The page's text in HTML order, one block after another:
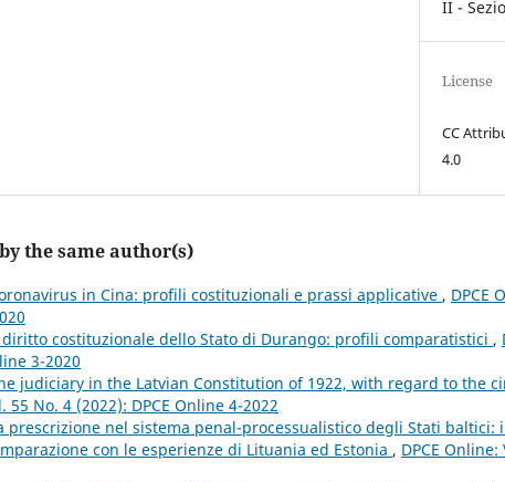
II -
License
CC
4.0
the same author(s)
in Cina: profili costituzionali e prassi applicative , DPCE
costituzionale dello Stato di Durango: profili comparatistici ,
3-2020
judiciary in the Latvian Constitution of 1922, with regard to the
55 No. 4 (2022): DPCE Online 4-2022
prescrizione nel sistema penal-processualistico degli Stati baltici:
con le esperienze di Lituania ed Estonia , DPCE Online: